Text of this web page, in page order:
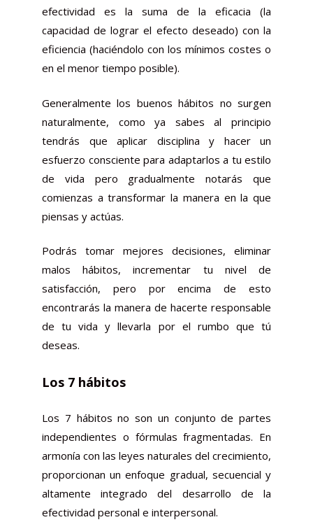
efectividad es la suma de la eficacia (la
capacidad de lograr el efecto deseado) con la
eficiencia (haciéndolo con los mínimos costes o
en el menor tiempo posible).
Generalmente los buenos hábitos no surgen
naturalmente, como ya sabes al principio
tendrás que aplicar disciplina y hacer un
esfuerzo consciente para adaptarlos a tu estilo
de vida pero gradualmente notarás que
comienzas a transformar la manera en la que
piensas y actúas.
Podrás tomar mejores decisiones, eliminar
malos hábitos, incrementar tu nivel de
satisfacción, pero por encima de esto
encontrarás la manera de hacerte responsable
de tu vida y llevarla por el rumbo que tú
deseas.
Los 7 hábitos
Los 7 hábitos no son un conjunto de partes
independientes o fórmulas fragmentadas. En
armonía con las leyes naturales del crecimiento,
proporcionan un enfoque gradual, secuencial y
altamente integrado del desarrollo de la
efectividad personal e interpersonal.